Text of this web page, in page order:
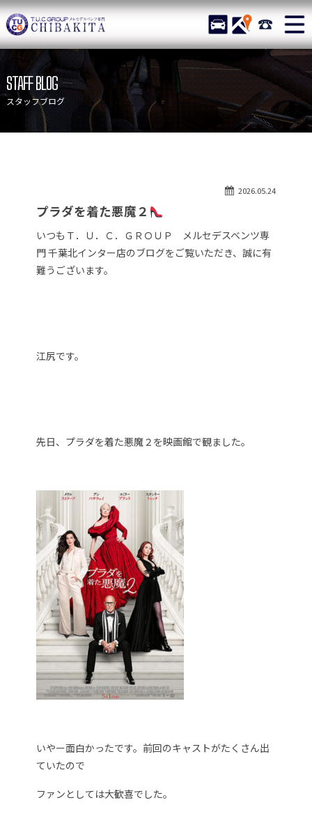
TUCグループ メルセデスベ
STOCK ACCESS 043-
ニュース
在庫リスト
目玉車両一覧
店舗紹介
保証＆サービス
アクセスマップ
自動車保険
納車blog
スタッフblog
会社概要
STAFF BLOG
スタッフブログ
2026.05.24
プラダを着た悪魔２
いつもＴ．Ｕ．Ｃ．ＧＲＯＵＰ メルセデスベンツ専
門 千葉北インター店のブログをご覧いただき、誠に有
難うございます。
江尻です。
先日、プラダを着た悪魔２を映画館で観ました。
いやー面白かったです。前回のキャストがたくさん出
ていたので
ファンとしては大歓喜でした。